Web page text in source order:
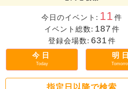
今日のイベント: 11 件
イベント総数: 187 件
登録会場数: 631 件
今日
Today
明日
指定日以降で検索